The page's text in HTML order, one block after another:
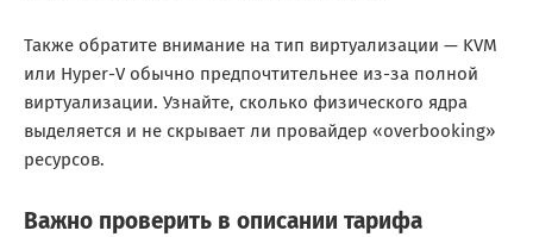
Также обратите внимание на тип виртуализации — KVM
или Hyper-V обычно предпочтительнее из-за полной
виртуализации. Узнайте, сколько физического ядра
выделяется и не скрывает ли провайдер «overbooking»
ресурсов.
Важно проверить в описании тарифа